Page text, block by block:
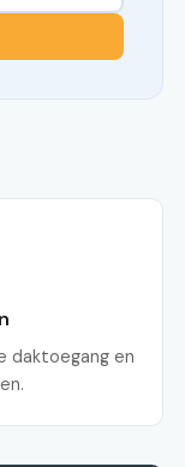
daktoegang en